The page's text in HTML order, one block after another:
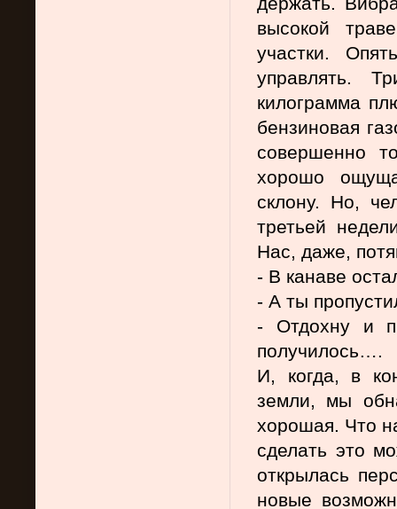
высокой
участки.
управлять.
килограмма
бензиновая
совершенно
хорошо
склону. Но,
третьей
Нас, даже,
- В канаве
- А ты
- Отдохну и
получилось….
И, когда, в
земли, мы
хорошая. Что
сделать это
открылась
новые